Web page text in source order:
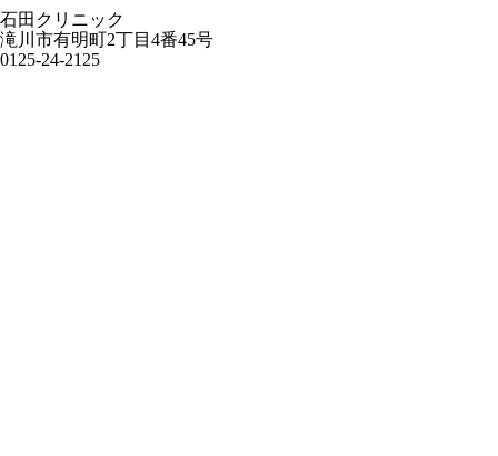
石田クリニック
滝川市有明町2丁目4番45号
0125-24-2125